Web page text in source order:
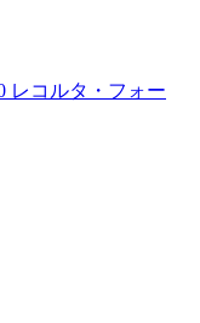
レコルタ・フォー